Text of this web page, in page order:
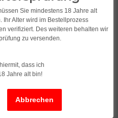
Set
Sie mindestens 18 Jahre alt
Alter wird im Bestellprozess
verifiziert. Des weiteren behalten wir
zu versenden.
dass ich
Jahre alt bin!